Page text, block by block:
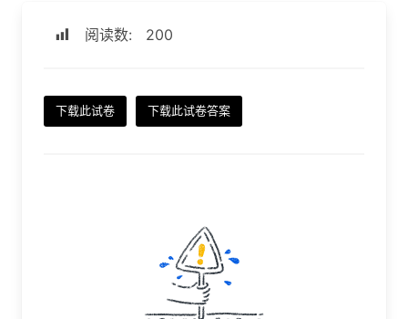
阅读数: 200
下载此试卷 下载此试卷答案